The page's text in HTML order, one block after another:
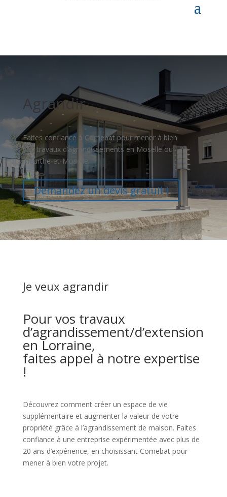
Agrandir
Faites confiance à Comebat pour mener à bien
vos travaux d’agrandissements en Moselle ou
Meurthe-et-Moselle.
Demandez un devis gratuit !
Je veux agrandir
Pour vos travaux
d’agrandissement/d’extension
en Lorraine,
faites appel à notre expertise
!
Découvrez comment créer un espace de vie
supplémentaire et augmenter la valeur de votre
propriété grâce à l’agrandissement de maison. Faites
confiance à une entreprise expérimentée avec plus de
20 ans d’expérience, en choisissant Comebat pour
mener à bien votre projet.